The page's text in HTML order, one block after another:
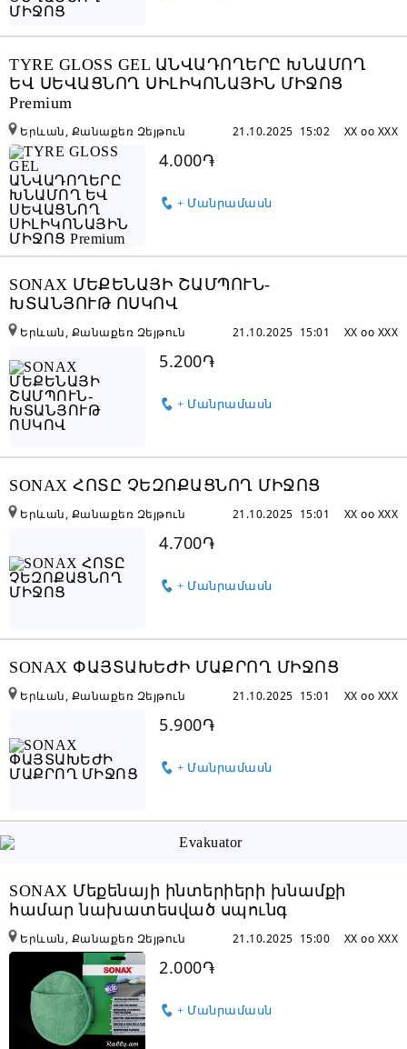
TYRE GLOSS GEL ԱՆՎԱԴՈՂԵՐԸ ԽՆԱՄՈՂ
ԵՎ ՍԵՎԱՑՆՈՂ ՍԻԼԻԿՈՆԱՅԻՆ ՄԻՋՈՑ
Premium
4.000֏
+ Մանրամասն
XX oo XXX
21.10.2025 15:02
Երևան, Քանաքեռ Զեյթուն
SONAX ՄԵՔԵՆԱՅԻ ՇԱՄՊՈՒՆ-
ԽՏԱՆՅՈՒԹ ՈՍԿՈՎ
5.200֏
+ Մանրամասն
XX oo XXX
21.10.2025 15:01
Երևան, Քանաքեռ Զեյթուն
SONAX ՀՈՏԸ ՉԵԶՈՔԱՑՆՈՂ ՄԻՋՈՑ
4.700֏
+ Մանրամասն
XX oo XXX
21.10.2025 15:01
Երևան, Քանաքեռ Զեյթուն
SONAX ՓԱՅՏԱԽԵԺԻ ՄԱՔՐՈՂ ՄԻՋՈՑ
5.900֏
+ Մանրամասն
XX oo XXX
21.10.2025 15:01
Երևան, Քանաքեռ Զեյթուն
SONAX Մեքենայի ինտերիերի խնամքի
համար նախատեսված սպունգ
2.000֏
+ Մանրամասն
XX oo XXX
21.10.2025 15:00
Երևան, Քանաքեռ Զեյթուն